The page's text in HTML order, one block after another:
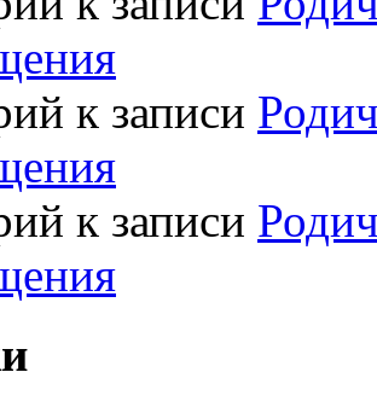
к записи
к записи